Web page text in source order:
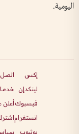
اليومية.
إكس
لينكدإن
فيسبوك
انستغرام
يوتيوب
اتصل
أعلن